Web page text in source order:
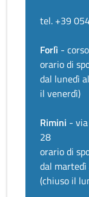
tel. +39
Forlì -
orario di
dal lunedì
il venerdì)
Rimini -
28
orario di
dal
(chiuso il